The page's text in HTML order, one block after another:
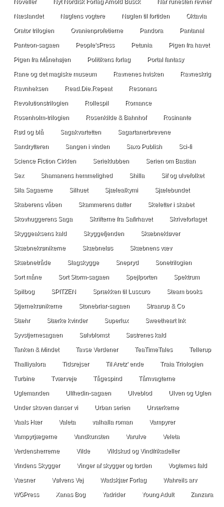
Noveller Nyt Nordisk Forlag Arnold Busck Når runesten revner
Næslandet Nøglens vogtere Nøglen til fortiden Oktavia
Orator trilogien Ovanienprofetierne Pandora Pantanal
Panteon-sagaen People'sPress Petunia Pigen fra havet
Pigen fra Månehøjen Politikens forlag Portal fantasy
Rane og det magiske museum Ravnenes hvisken Ravneskrig
Ravnheksen Read.Die.Repeat Resonans
Revolutionstrilogien Rollespil Romance
Rosenholm-trilogien Rosenkilde & Bahnhof Rosinante
Rød og blå Sagakvartetten Sagartanerbrevene
Sandrytteren Sangen i vinden Saxo Publish Sci-fi
Science Fiction Cirklen Serieklubben Serien om Bastian
Sex Shamanens hemmelighed Shilla Sif og ulvefolket
Sila Sagaerne Silhuet Sjælealkymi Sjælebundet
Skaberens våben Skammerens datter Skeletter i skabet
Skovhuggerens Saga Skrifterne fra Safirhavet Skriveforlaget
Skyggeaksens kald Skyggefjenden Skæbnekløver
Skæbnekrønikerne Skæbneløs Skæbnens væv
Skæbnetråde Slagskygge Snepryd Sonetrilogien
Sort måne Sort Storm-sagaen Spejlporten Spektrum
Spilbog SPITZEN Sprækken til Luscuro Steam books
Stjernekrønikerne Stonebriar-sagaen Straarup & Co
Stæhr Stærke kvinder Superlux Sweetheart Ink
Syvstjernesagaen Sølvblomst Søstrenes kald
Tanken & Mindet Tavse Verdener TeaTimeTales Tellerup
Thalliyalora Tidsrejser Til Aretz' ende Traia Triologien
Turbine Tværveje Tågespind Tårnvagterne
Uglemanden Ulfhedin-sagaen Ulveblod Ulven og Uglen
Under skoven danser vi Urban serien Urværkerne
Vaals Hær Valeta valhalla roman Vampyrer
Vampyrjægerne Vandkunsten Varulve Veleta
Verdensherrerne Vilde Vildskud og Vindfrikadeller
Vindens Skygger Vinger af skygger og torden Vogternes fald
Væsner Vølvens Vej Wadskjær Forlag Wahreils arv
WGPress Xanas Bog Yadrider Young Adult Zanzara